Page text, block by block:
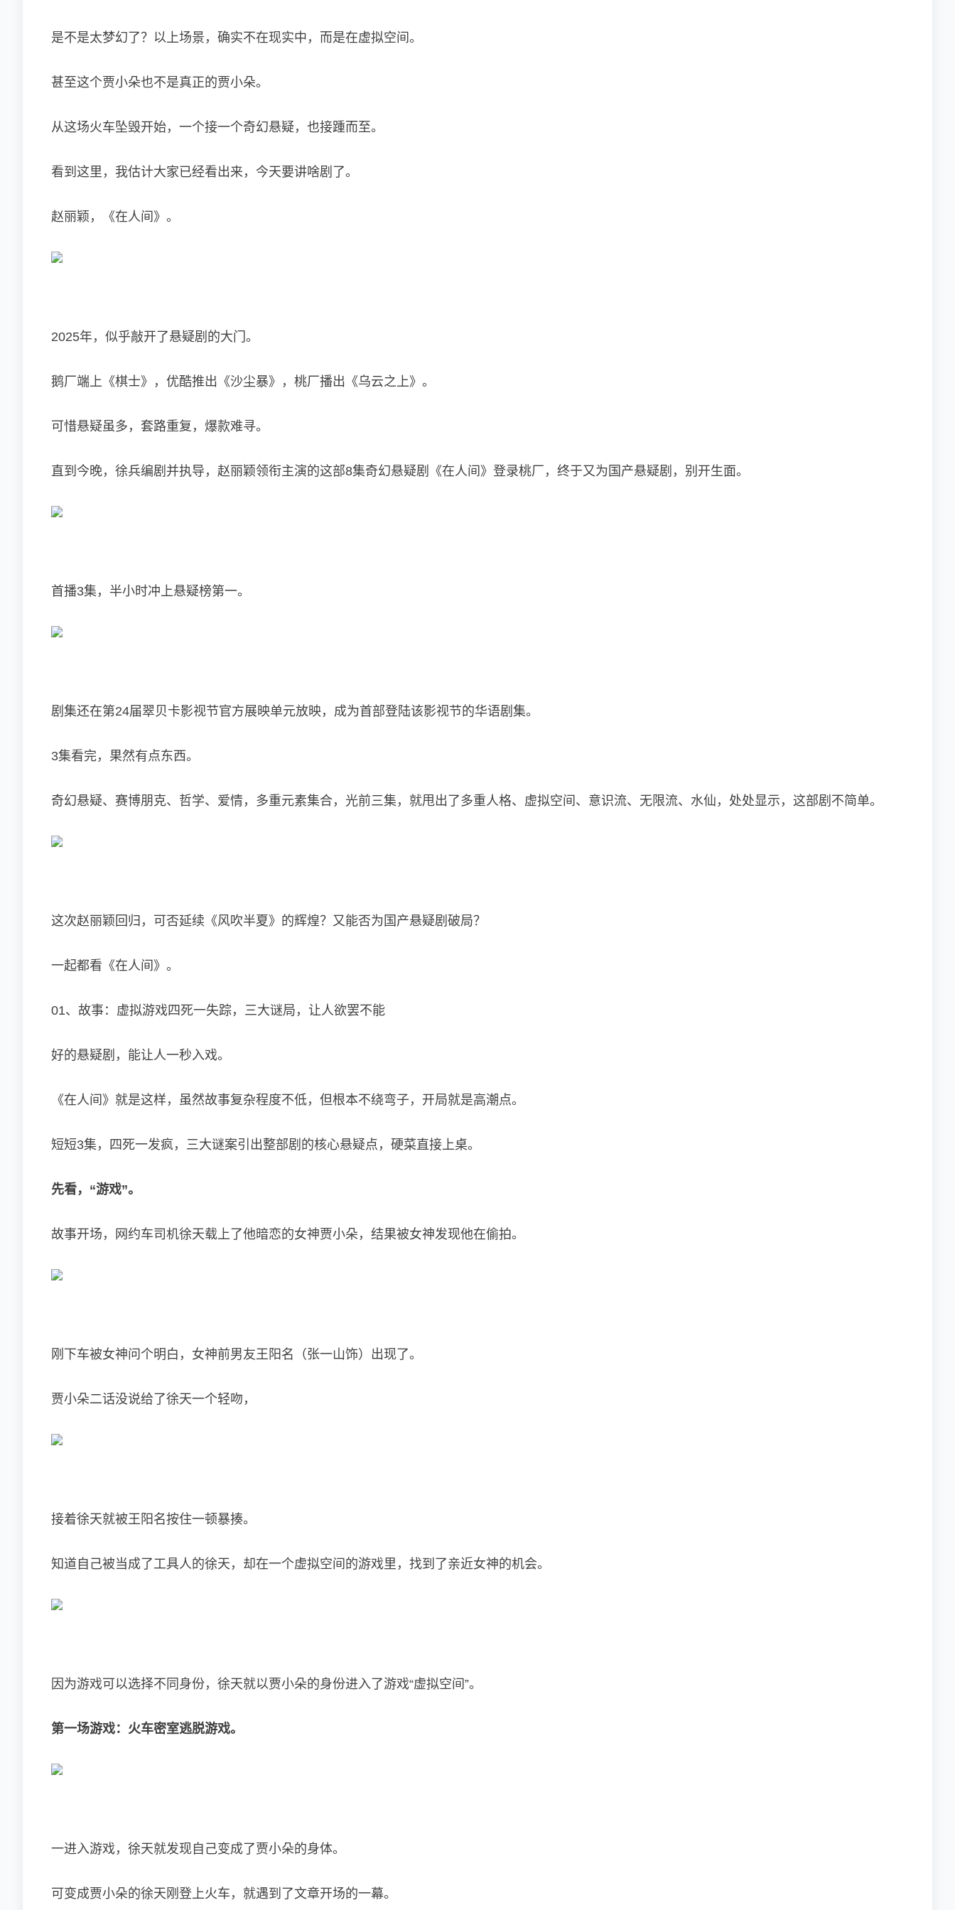
是不是太梦幻了？以上场景，确实不在现实中，而是在虚拟空间。
甚至这个贾小朵也不是真正的贾小朵。
从这场火车坠毁开始，一个接一个奇幻悬疑，也接踵而至。
看到这里，我估计大家已经看出来，今天要讲啥剧了。
赵丽颖，《在人间》。
2025年，似乎敲开了悬疑剧的大门。
鹅厂端上《棋士》，优酷推出《沙尘暴》，桃厂播出《乌云之上》。
可惜悬疑虽多，套路重复，爆款难寻。
直到今晚，徐兵编剧并执导，赵丽颖领衔主演的这部8集奇幻悬疑剧《在人间》登录桃厂，终于又为国产悬疑剧，别开生面。
首播3集，半小时冲上悬疑榜第一。
剧集还在第24届翠贝卡影视节官方展映单元放映，成为首部登陆该影视节的华语剧集。
3集看完，果然有点东西。
奇幻悬疑、赛博朋克、哲学、爱情，多重元素集合，光前三集，就甩出了多重人格、虚拟空间、意识流、无限流、水仙，处处显示，这部剧不简单。
这次赵丽颖回归，可否延续《风吹半夏》的辉煌？又能否为国产悬疑剧破局？
一起都看《在人间》。
01、故事：虚拟游戏四死一失踪，三大谜局，让人欲罢不能
好的悬疑剧，能让人一秒入戏。
《在人间》就是这样，虽然故事复杂程度不低，但根本不绕弯子，开局就是高潮点。
短短3集，四死一发疯，三大谜案引出整部剧的核心悬疑点，硬菜直接上桌。
先看，“游戏”。
故事开场，网约车司机徐天载上了他暗恋的女神贾小朵，结果被女神发现他在偷拍。
刚下车被女神问个明白，女神前男友王阳名（张一山饰）出现了。
贾小朵二话没说给了徐天一个轻吻，
接着徐天就被王阳名按住一顿暴揍。
知道自己被当成了工具人的徐天，却在一个虚拟空间的游戏里，找到了亲近女神的机会。
因为游戏可以选择不同身份，徐天就以贾小朵的身份进入了游戏“虚拟空间”。
第一场游戏：火车密室逃脱游戏。
一进入游戏，徐天就发现自己变成了贾小朵的身体。
可变成贾小朵的徐天刚登上火车，就遇到了文章开场的一幕。